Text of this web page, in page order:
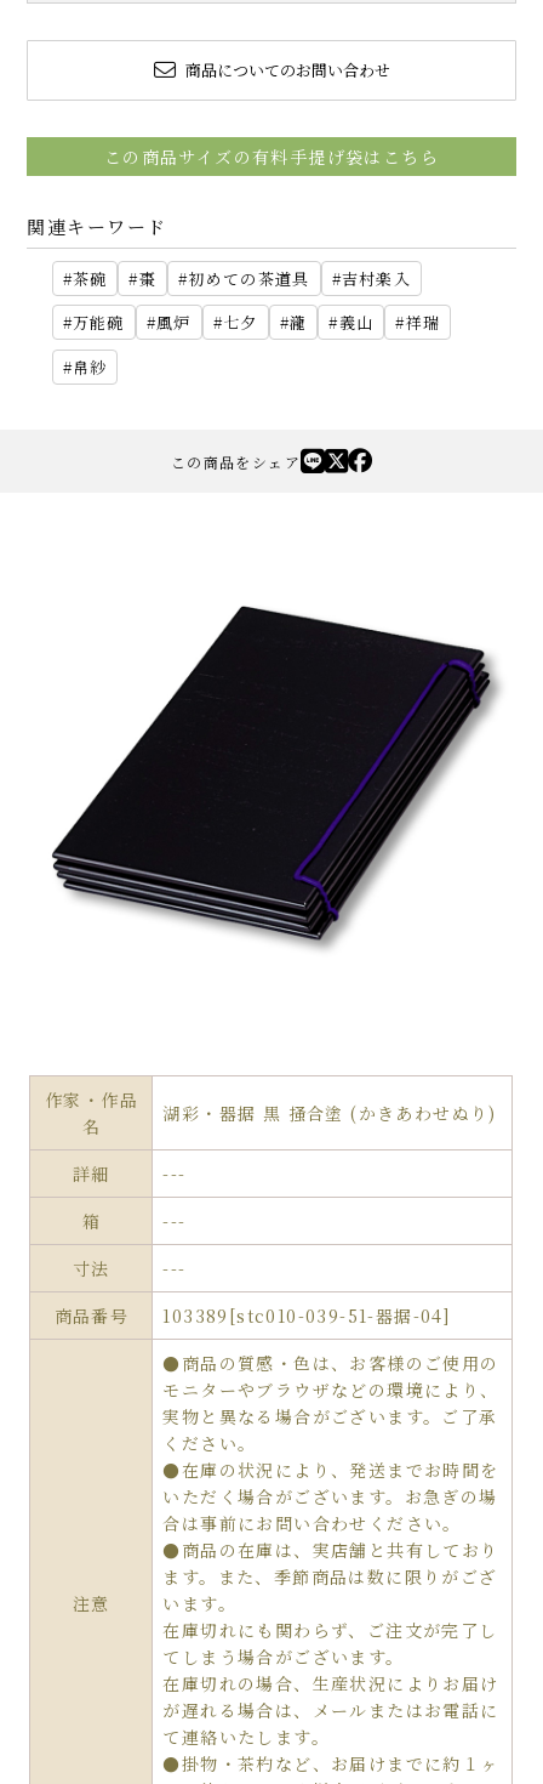
商品についてのお問い合わせ
この商品サイズの有料手提げ袋はこちら
関連キーワード
茶碗 棗 初めての茶道具
吉村楽入
万能碗
風炉 七夕 瀧 義山
祥瑞
帛紗
この商品をシェア
作家・作品
名
湖彩・器据 黒 掻合塗 (かきあわせぬり)
詳細
---
箱
---
寸法
---
商品番号
103389[stc010-039-51-器据-04]
注意
●商品の質感・色は、お客様のご使用の
モニターやブラウザなどの環境により、
実物と異なる場合がございます。ご了承
ください。
●在庫の状況により、発送までお時間を
いただく場合がございます。お急ぎの場
合は事前にお問い合わせください。
●商品の在庫は、実店舗と共有しており
ます。また、季節商品は数に限りがござ
います。
在庫切れにも関わらず、ご注文が完了し
てしまう場合がございます。
在庫切れの場合、生産状況によりお届け
が遅れる場合は、メールまたはお電話に
て連絡いたします。
●掛物・茶杓など、お届けまでに約１ヶ